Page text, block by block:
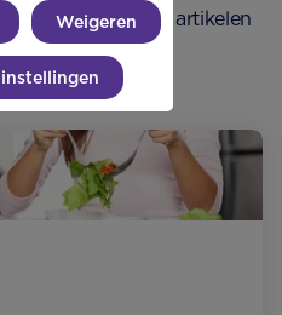
meest relevante artikelen
Weigeren